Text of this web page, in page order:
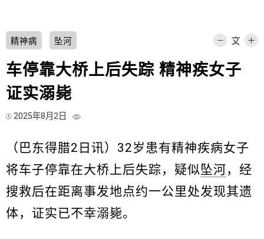
精神病 坠河
车停靠大桥上后失踪 精神疾女子
证实溺毙
2025年8月2日
（巴东得腊2日讯）32岁患有精神疾病女子
将车子停靠在大桥上后失踪，疑似坠河，经
搜救后在距离事发地点约一公里处发现其遗
体，证实已不幸溺毙。